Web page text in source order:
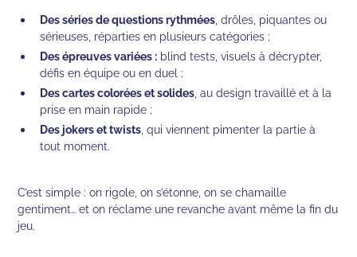
Des séries de questions rythmées , drôles, piquantes ou
sérieuses, réparties en plusieurs catégories ;
Des épreuves variées : blind tests, visuels à décrypter,
défis en équipe ou en duel ;
Des cartes colorées et solides , au design travaillé et à la
prise en main rapide ;
Des jokers et twists , qui viennent pimenter la partie à
tout moment.
C’est simple : on rigole, on s’étonne, on se chamaille
gentiment… et on réclame une revanche avant même la fin du
jeu.